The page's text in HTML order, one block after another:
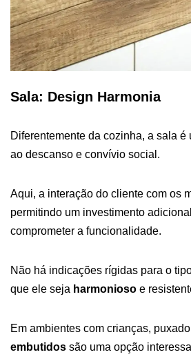
Sala: Design Harmonia
Diferentemente da cozinha, a sala
ao descanso e convívio social.
Aqui, a interação do cliente com os
permitindo um investimento
comprometer a funcionalidade.
Não há indicações rígidas para o
que ele seja harmonioso e
Em ambientes com crianças,
embutidos são uma opção